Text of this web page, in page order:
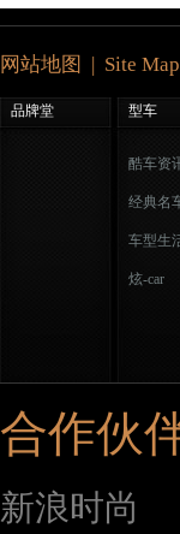
网站地图 | Site Map
品牌堂 型车
酷车资
经典名
车型生
炫-car
合作伙
新浪时尚